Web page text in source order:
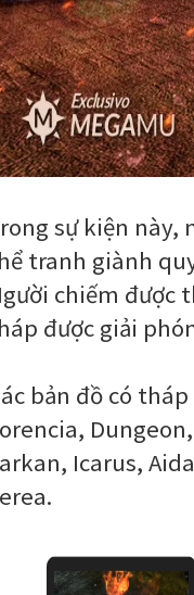
sự kiện này,
tranh giành
chiếm được
được giải
bản đồ có
Icarus,